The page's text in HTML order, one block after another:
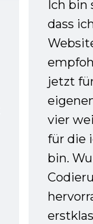
Ich bin
dass
jetzt
vier
für die
bin.